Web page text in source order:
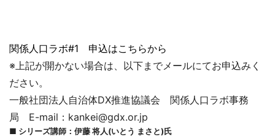
関係人口ラボ#1 申込はこちらから
※上記が開かない場合は、以下までメールにてお申込みく
ださい。
一般社団法人自治体DX推進協議会 関係人口ラボ事務
局 E-mail：kankei@gdx.or.jp
■ シリーズ講師：伊藤 将人(いとう まさと)氏